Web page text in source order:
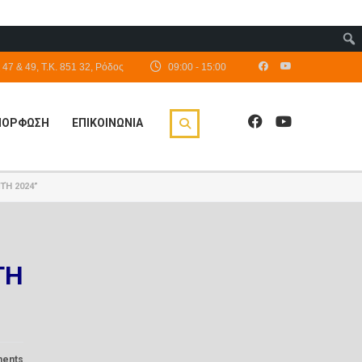
09:00 - 15:00
47 & 49, Τ.Κ. 851 32, Ρόδος
ΕΠΙΚΟΙΝΩΝΙΑ
2024”